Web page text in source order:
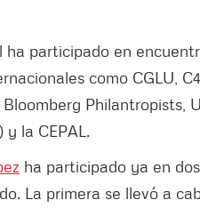
participado en
como CGLU,
Philantropists,
la CEPAL.
ha participado ya en
La primera se llevó a